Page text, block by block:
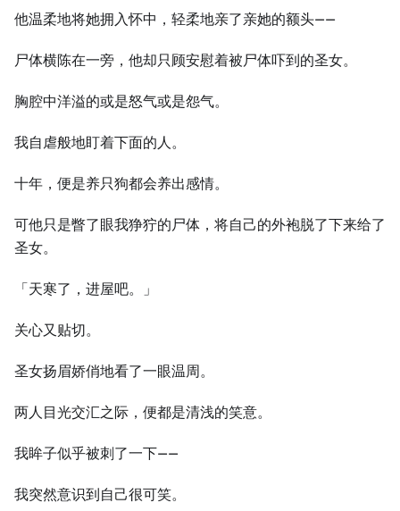
他温柔地将她拥入怀中，轻柔地亲了亲她的额头——
尸体横陈在一旁，他却只顾安慰着被尸体吓到的圣女。
胸腔中洋溢的或是怒气或是怨气。
我自虐般地盯着下面的人。
十年，便是养只狗都会养出感情。
可他只是瞥了眼我狰狞的尸体，将自己的外袍脱了下来给了
圣女。
「天寒了，进屋吧。」
关心又贴切。
圣女扬眉娇俏地看了一眼温周。
两人目光交汇之际，便都是清浅的笑意。
我眸子似乎被刺了一下——
我突然意识到自己很可笑。